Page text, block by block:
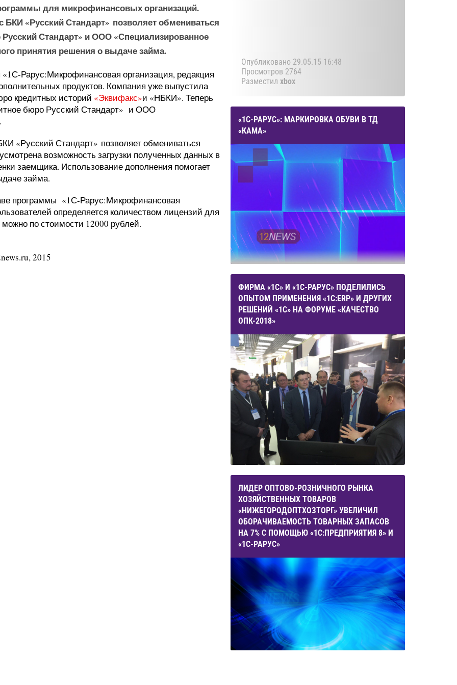
для микрофинансовых организаций.
«Русский Стандарт» позволяет обмениваться
Стандарт» и ООО «Специализированное
принятия решения о выдаче займа.
Рарус:Микрофинансовая организация, редакция
продуктов. Компания уже выпустила
кредитных историй «Эквифакс»и «НБКИ». Теперь
бюро Русский Стандарт» и ООО
«Русский Стандарт» позволяет обмениваться
возможность загрузки полученных данных в
заемщика. Использование дополнения помогает
займа.
программы «1С-Рарус:Микрофинансовая
определяется количеством лицензий для
по стоимости 12000 рублей.
2015
Опубликовано 29.05.15 16:48
Просмотров 2764
Разместил xbox
«1С-РАРУС»: МАРКИРОВКА ОБУВИ В ТД
«КАМА»
ФИРМА «1С» И «1С-РАРУС» ПОДЕЛИЛИСЬ
ОПЫТОМ ПРИМЕНЕНИЯ «1С:ERP» И ДРУГИХ
РЕШЕНИЙ «1С» НА ФОРУМЕ «КАЧЕСТВО
ОПК-2018»
ЛИДЕР ОПТОВО-РОЗНИЧНОГО РЫНКА
ХОЗЯЙСТВЕННЫХ ТОВАРОВ
«НИЖЕГОРОДОПТХОЗТОРГ» УВЕЛИЧИЛ
ОБОРАЧИВАЕМОСТЬ ТОВАРНЫХ ЗАПАСОВ
НА 7% С ПОМОЩЬЮ «1С:ПРЕДПРИЯТИЯ 8» И
«1С-РАРУС»